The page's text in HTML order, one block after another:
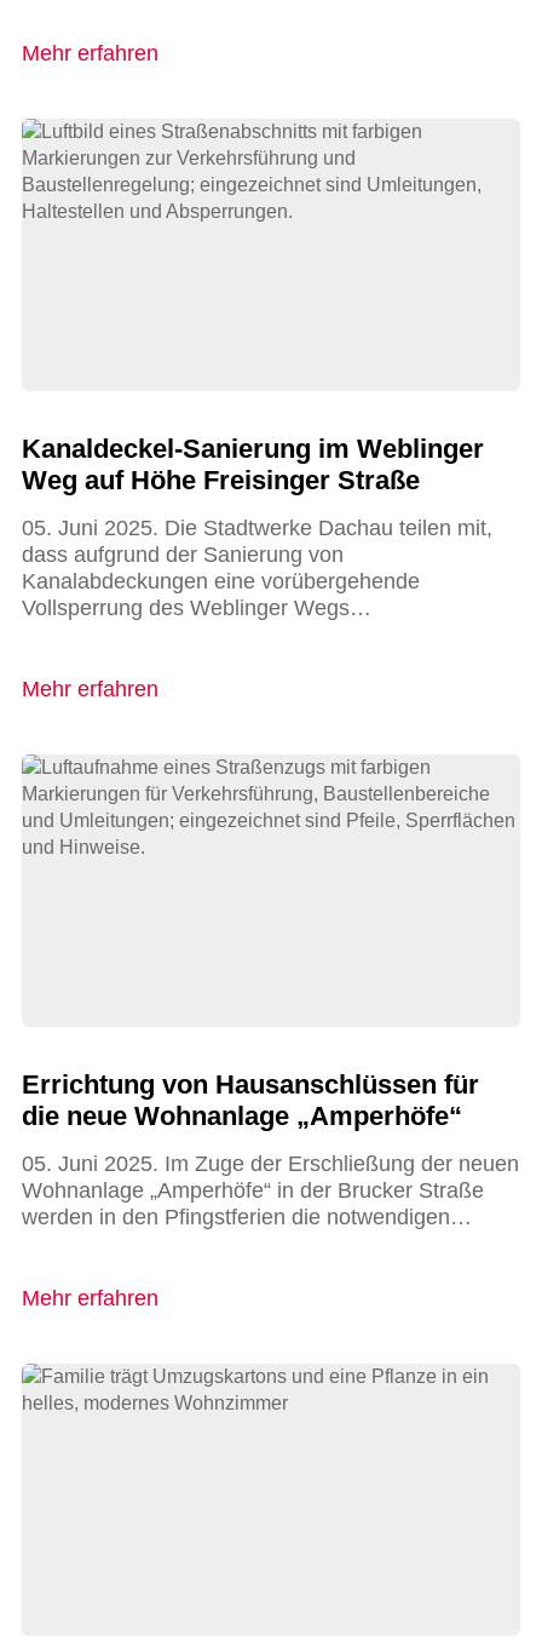
Mehr erfahren
Kanaldeckel-Sanierung im Weblinger
Weg auf Höhe Freisinger Straße
05. Juni 2025. Die Stadtwerke Dachau teilen mit,
dass aufgrund der Sanierung von
Kanalabdeckungen eine vorübergehende
Vollsperrung des Weblinger Wegs…
Mehr erfahren
Errichtung von Hausanschlüssen für
die neue Wohnanlage „Amperhöfe“
05. Juni 2025. Im Zuge der Erschließung der neuen
Wohnanlage „Amperhöfe“ in der Brucker Straße
werden in den Pfingstferien die notwendigen…
Mehr erfahren